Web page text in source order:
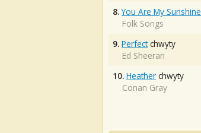
8. You Are My Sunshine
Folk Songs
9. Perfectchwyty
Ed Sheeran
10. Heather chwyty
Conan Gray